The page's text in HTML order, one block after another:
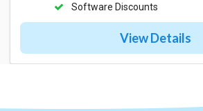
Software Discounts
View Details